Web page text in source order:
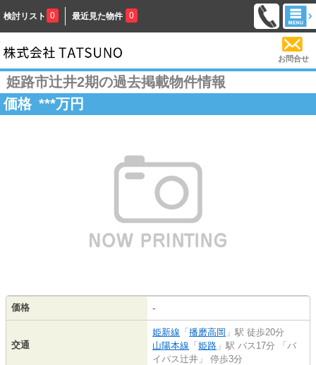
検討リスト 0 最近見た物件 0
お問合せ
姫路市辻井2期の過去掲載物件情報
価格 ***万円
価格 -
交通
姫新線 「 播磨高岡 」駅 徒歩20分
山陽本線 「 姫路 」駅 バス17分 「バ
イパス辻井」 停歩3分